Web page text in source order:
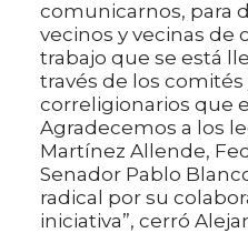
comunicarnos, para
vecinos y vecinas de
trabajo que se está
través de los
correligionarios que
Agradecemos a los
Martínez Allende,
Senador Pablo
radical por su
iniciativa”, cerró